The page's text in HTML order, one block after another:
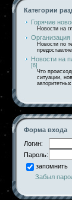
Категории
Горячие
Новости на
Новости по
Новости на
[6]
Что
ситуации,
Форма входа
Логин:
Пароль:
запомнить
Забыл